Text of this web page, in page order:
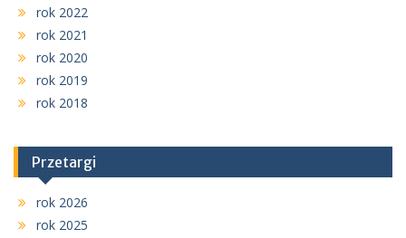
rok 2022
rok 2021
rok 2020
rok 2019
rok 2018
Przetargi
rok 2026
rok 2025